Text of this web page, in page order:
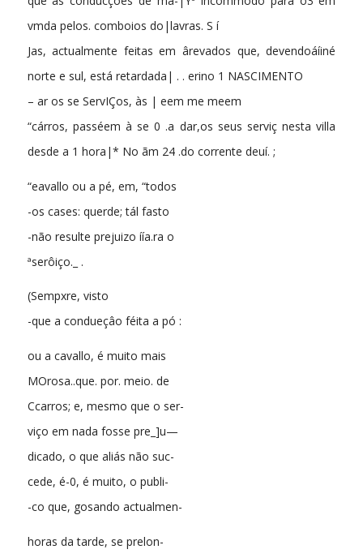
vmda pelos. comboios do|lavras. S í
Jas, actualmente feitas em ârevados que, devendoáíiné
norte e sul, está retardada| . . erino 1 NASCIMENTO
– ar os se ServIÇos, às | eem me meem
“cárros, passéem à se 0 .a dar,os seus serviç nesta villa
desde a 1 hora|* No ãm 24 .do corrente deuí. ;
“eavallo ou a pé, em, “todos
-os cases: querde; tál fasto
-não resulte prejuizo íía.ra o
ªserôiço._ .
(Sempxre, visto
-que a condueçâo féita a pó :
ou a cavallo, é muito mais
MOrosa..que. por. meio. de
Ccarros; e, mesmo que o ser-
viço em nada fosse pre_]u—
dicado, o que aliás não suc-
cede, é-0, é muito, o publi-
-co que, gosando actualmen-
horas da tarde, se prelon-